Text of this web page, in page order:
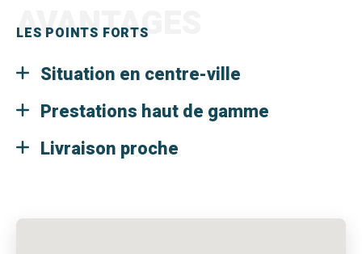
LES POINTS FORTS
AVANTAGES
Situation en centre-ville
Prestations haut de gamme
Livraison proche